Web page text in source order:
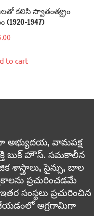
కలిసి స్వాతంత్య్రం
(1920-1947)
to cart
అభ్యుదయ, వామపక్ష
బుక్ హౌస్. సమకాలీన
సైన్సు, బాల
ప్రచురించడమే
సంస్థలు ప్రచురించిన
అగ్రగామిగా